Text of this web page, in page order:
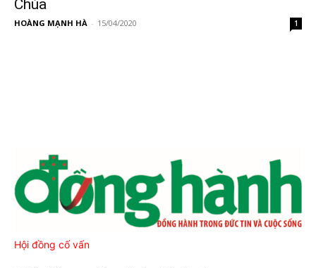
Chúa
HOÀNG MẠNH HÀ - 15/04/2020 1
Hội đồng cố vấn